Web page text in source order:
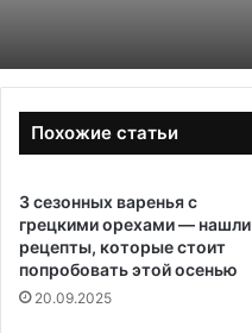
Похожие статьи
3 сезонных варенья с
грецкими орехами — нашли
рецепты, которые стоит
попробовать этой осенью
20.09.2025